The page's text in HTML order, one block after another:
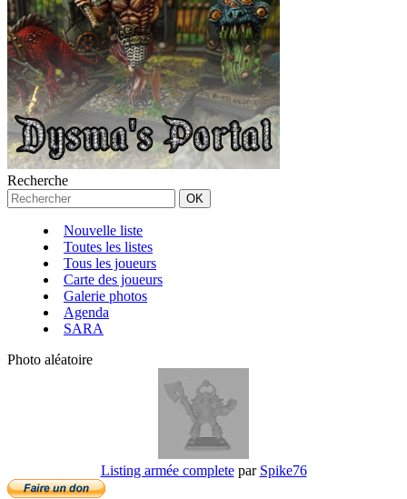
Recherche
Nouvelle liste
Toutes les listes
Tous les joueurs
Carte des joueurs
Galerie photos
Agenda
SARA
Photo aléatoire
Listing armée completepar Spike76